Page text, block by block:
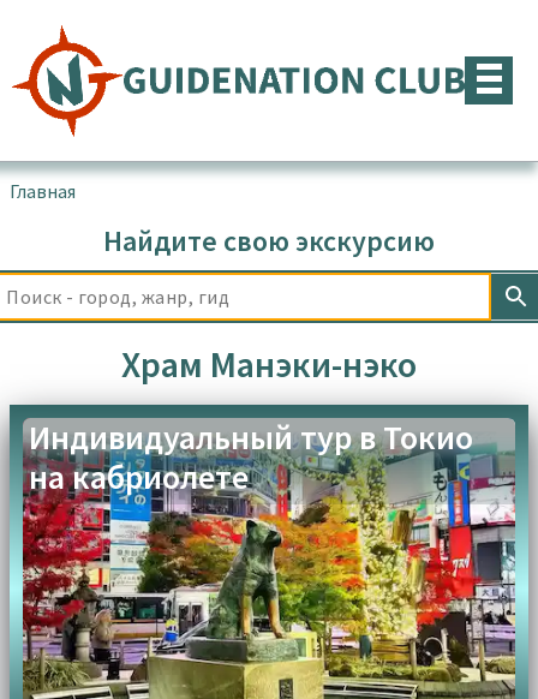
содержимому
Главная
Найдите свою экскурсию
Храм Манэки-нэко
Индивидуальный тур в Токио
на кабриолете